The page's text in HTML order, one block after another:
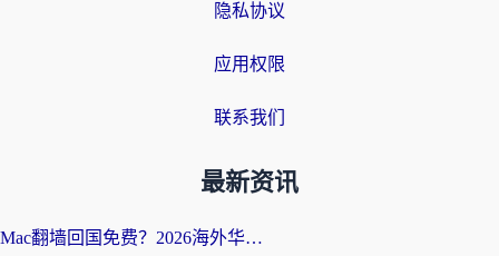
隐私协议
应用权限
联系我们
最新资讯
Mac翻墙回国免费？2026海外华人亲测：从CCTV5直播到国内APP，这样选加速器才靠谱